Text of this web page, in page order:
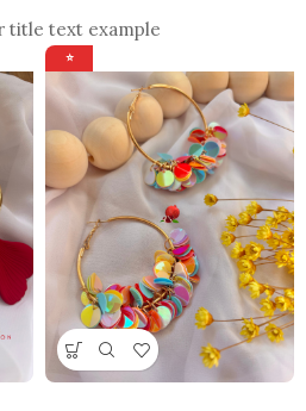
title text example
⭐